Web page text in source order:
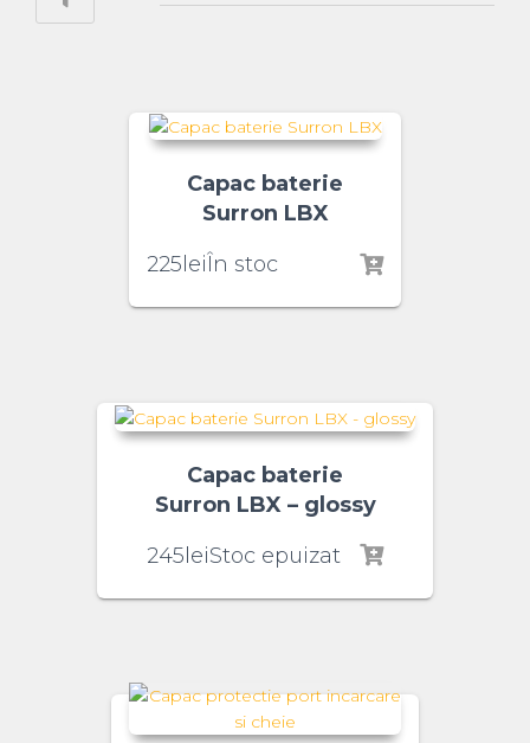
Capac baterie
Surron LBX
225 leiÎn stoc
Capac baterie
Surron LBX – glossy
245leiStoc epuizat